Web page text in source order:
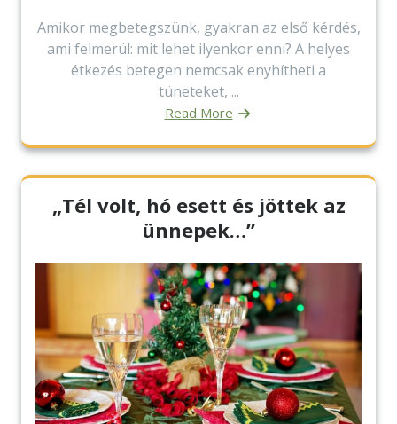
Amikor megbetegszünk, gyakran az első kérdés,
ami felmerül: mit lehet ilyenkor enni? A helyes
étkezés betegen nemcsak enyhítheti a
tüneteket, ...
Read More
„Tél volt, hó esett és jöttek az
ünnepek…”